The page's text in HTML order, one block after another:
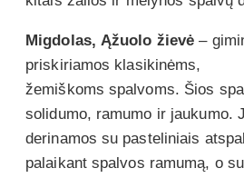
Migdolas, Ąžuolo žievė–
priskiriamos klasikinėms,
žemiškoms spalvoms. Šios
solidumo, ramumo ir jaukumo.
derinamos su pasteliniais
palaikant spalvos ramumą, o